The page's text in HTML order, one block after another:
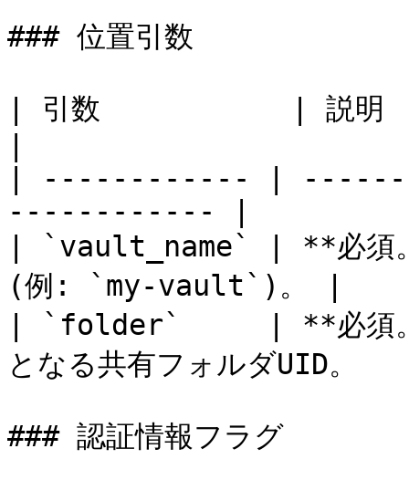
### 位置引数
| 引数           | 説明
| ------------ |
------------ |
| `vault_name` | **必須
(例: `my-vault`)。 |
| `folder`     | **必須。**
となる共有フォルダ
### 認証情報フラグ